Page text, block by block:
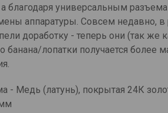
благодаря универсальным
аппаратуры. Совсем недавно,
доработку - теперь они (так же
лопатки получается более
- Медь (латунь), покрытая 24К